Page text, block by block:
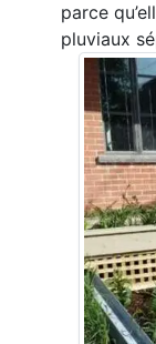
parce
pluviaux